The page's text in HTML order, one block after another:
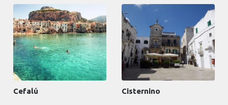
Cefalú Cisternino